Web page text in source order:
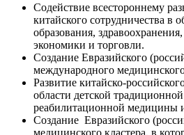
Содействие всестороннему
китайского сотрудничества в
образования,
экономики и торговли.
Создание Евразийского
международного
Развитие китайско-
области детской
реабилитационной медицины
Создание Евразийского
медицинского кластера, в